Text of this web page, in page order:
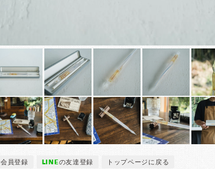
会員登録 LINEの友達登録 トップページに戻る